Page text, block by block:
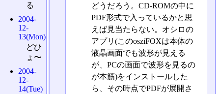
どうだろう。CD-ROMの中に
PDF形式で入っているかと思
えば見当たらない。オシロの
アプリ(このosziFOXは本体の
液晶画面でも波形が見える
が、PCの画面で波形を見るの
が本筋)をインストールした
ら、その時点でPDFが展開さ
る
2004-
12-
13(Mon)
どひ
ょ〜
2004-
12-
14(Tue)